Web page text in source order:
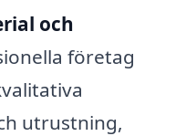
och
företag
utrustning,